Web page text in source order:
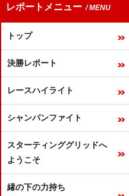
レポートメニュー / MENU
トップ
決勝レポート
レースハイライト
シャンパンファイト
スターティンググリッドへ
ようこそ
縁の下の力持ち